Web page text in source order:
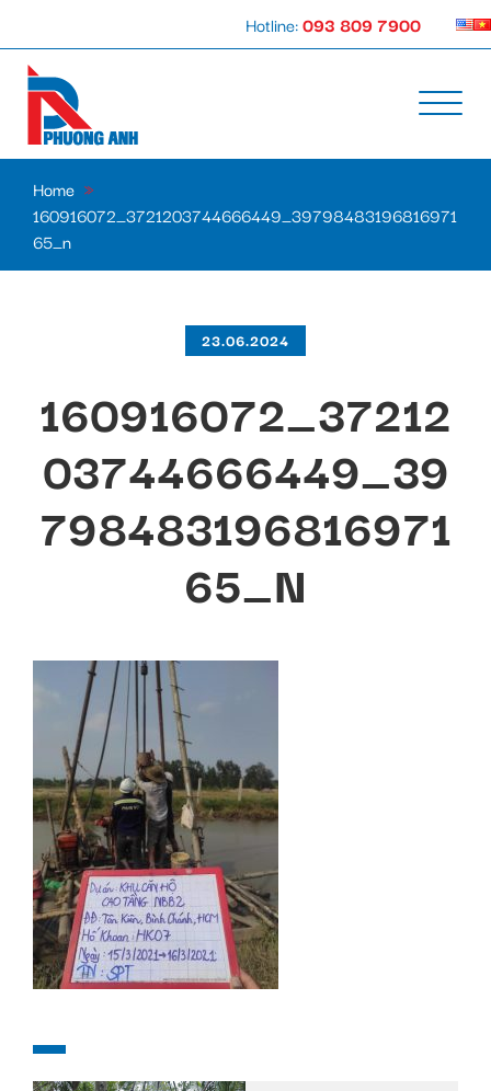
Hotline:093 809 7900
Home »
160916072_3721203744666449_39798483196816971
65_n
23.06.2024
160916072_37212
03744666449_39
798483196816971
65_N